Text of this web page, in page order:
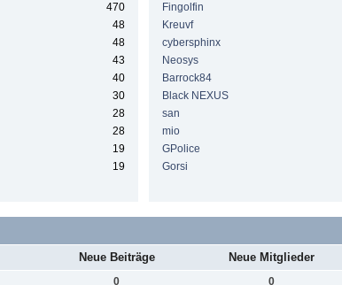
470
48
48
43
40
30
28
28
19
19
Fingolfin
Kreuvf
cybersphinx
Neosys
Barrock84
Black NEXUS
san
mio
GPolice
Gorsi
Neue Beiträge Neue Mitglieder
0
0